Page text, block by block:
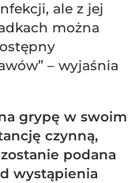
ale z jej
można
– wyjaśnia
grypę w swoim
czynną,
podana
wystąpienia